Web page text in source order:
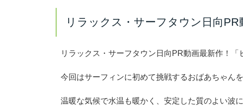
リラックス・サーフタウン日向
リラックス・サーフタウン日向PR動画最新作！
今回はサーフィンに初めて挑戦するおばあちゃん
温暖な気候で水温も暖かく、安定した質のよい波